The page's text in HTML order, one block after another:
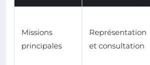
Missions
principales
Représentation
et consultation